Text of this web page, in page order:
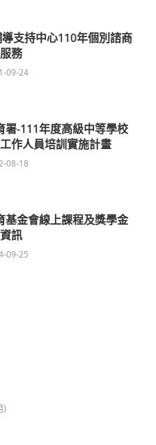
支持中心110年個別諮商
務
09-24
署-111年度高級中等學校
作人員培訓實施計畫
08-18
基金會線上課程及獎學金
訊
09-25
)